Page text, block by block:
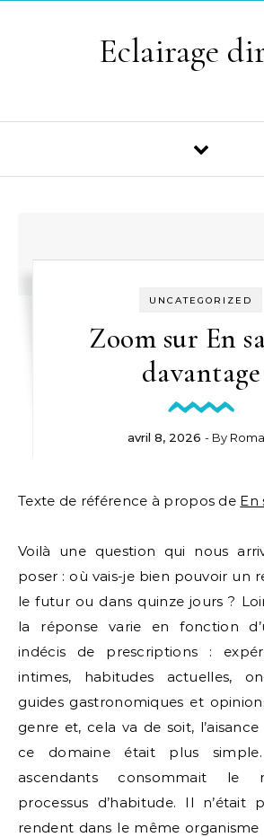
Eclairage
UNCATEGORIZED
Zoom sur En
davantage
avril 8, 2026 - By
Texte de référence à propos de En
Voilà une question qui nous
poser : où vais-je bien pouvoir un
le futur ou dans quinze jours ?
la réponse varie en fonction
indécis de prescriptions :
intimes, habitudes actuelles,
guides gastronomiques et
genre et, cela va de soit,
ce domaine était plus
ascendants consommait le
processus d’habitude. Il n’était
rendent dans le même